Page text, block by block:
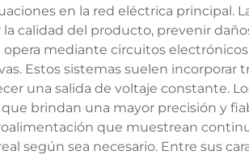
en la red eléctrica principal.
calidad del producto, prevenir
mediante circuitos
Estos sistemas suelen
una salida de voltaje constante.
brindan una mayor precisión y
que muestrean
según sea necesario. Entre sus